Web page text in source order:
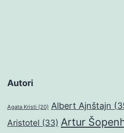
Autori
Agata Kristi (20) Albert Ajnštajn
Aristotel (33) Artur